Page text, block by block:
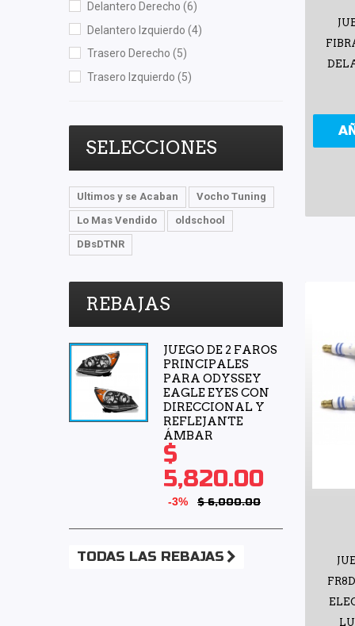
Totalparts(1)
Wagner (1)
Delantero Derecho (6)
Delantero Izquierdo (4)
Trasero Derecho (5)
Trasero Izquierdo (5)
SELECCIONES
Ultimos y se Acaban
Vocho Tuning
Lo Mas Vendido
oldschool
DBsDTNR
REBAJAS
JUEGO DE 2 FAROS
PRINCIPALES
PARA ODYSSEY
EAGLE EYES CON
DIRECCIONAL Y
REFLEJANTE
ÁMBAR
$
5,820.00
-3% $ 6,000.00
TODAS LAS REBAJAS